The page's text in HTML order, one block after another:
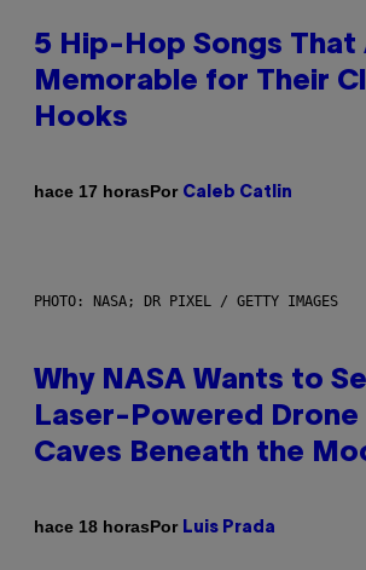
5 Hip-Hop Songs That
Memorable for Their
Hooks
hace 17 horasPor Caleb Catlin
PHOTO: NASA; DR PIXEL / GETTY IMAGES
Why NASA Wants to
Laser-Powered
Caves Beneath the
hace 18 horasPor Luis Prada